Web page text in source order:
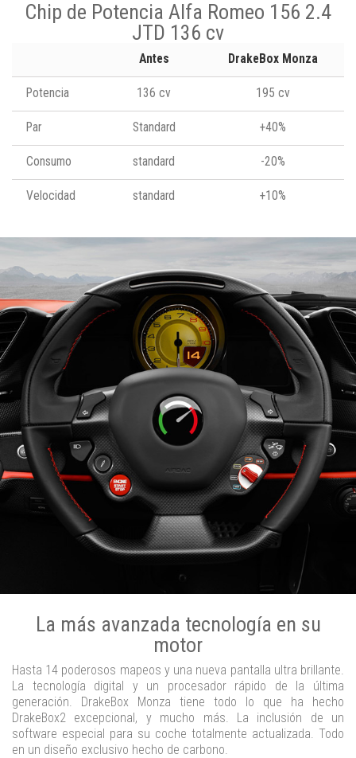
Chip de Potencia Alfa Romeo 156 2.4
JTD 136 cv
Antes DrakeBox Monza
Potencia 136 cv 195 cv
Par Standard +40%
Consumo standard -20%
Velocidad standard +10%
La más avanzada tecnología en su
motor
Hasta 14 poderosos mapeos y una nueva pantalla ultra brillante.
La tecnología digital y un procesador rápido de la última
generación. DrakeBox Monza tiene todo lo que ha hecho
DrakeBox2 excepcional, y mucho más. La inclusión de un
software especial para su coche totalmente actualizada. Todo
en un diseño exclusivo hecho de carbono.